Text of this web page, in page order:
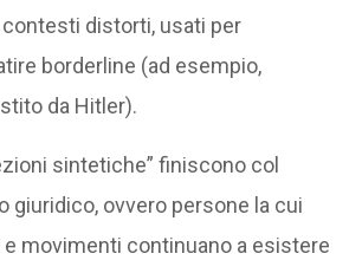
distorti, usati per
borderline (ad esempio,
da Hitler).
sintetiche” finiscono col
giuridico, ovvero persone la cui
movimenti continuano a esistere